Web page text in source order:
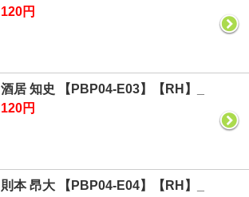
120円
酒居 知史 【PBP04-E03】【RH】_
120円
則本 昂大 【PBP04-E04】【RH】_